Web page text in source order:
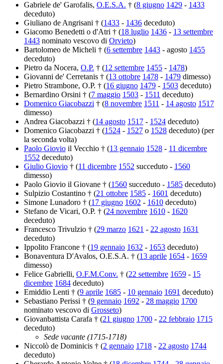
Gabriele de' Garofalis, O.E.S.A. † (8 giugno 1429 - 1433
deceduto)
Giuliano de Angrisani † (1433 - 1436 deceduto)
Giacomo Benedetti o d'Atri † (18 luglio 1436 - 13 settembre
1443 nominato vescovo di Orvieto)
Bartolomeo de Micheli † (6 settembre 1443 - agosto 1455
deceduto)
Pietro da Nocera, O.P. † (12 settembre 1455 - 1478)
Giovanni de' Cerretanis † (13 ottobre 1478 - 1479 dimesso)
Pietro Strambone, O.P. † (16 giugno 1479 - 1503 deceduto)
Bernardino Orsini † (7 maggio 1503 - 1511 deceduto)
Domenico Giacobazzi † (8 novembre 1511 - 14 agosto 1517
dimesso)
Andrea Giacobazzi † (14 agosto 1517 - 1524 deceduto)
Domenico Giacobazzi † (1524 - 1527 o 1528 deceduto) (per
la seconda volta)
Paolo Giovio il Vecchio † (13 gennaio 1528 - 11 dicembre
1552 deceduto)
Giulio Giovio † (11 dicembre 1552 succeduto - 1560
dimesso)
Paolo Giovio il Giovane † (1560 succeduto - 1585 deceduto)
Sulpizio Costantino † (21 ottobre 1585 - 1601 deceduto)
Simone Lunadoro † (17 giugno 1602 - 1610 deceduto)
Stefano de Vicari, O.P. † (24 novembre 1610 - 1620
deceduto)
Francesco Trivulzio † (29 marzo 1621 - 22 agosto 1631
deceduto)
Ippolito Francone † (19 gennaio 1632 - 1653 deceduto)
Bonaventura D'Avalos, O.E.S.A. † (13 aprile 1654 - 1659
dimesso)
Felice Gabrielli, O.F.M.Conv. † (22 settembre 1659 - 15
dicembre 1684 deceduto)
Emiddio Lenti † (9 aprile 1685 - 10 gennaio 1691 deceduto)
Sebastiano Perissi † (9 gennaio 1692 - 28 maggio 1700
nominato vescovo di Grosseto)
Giovanbattista Carafa † (21 giugno 1700 - 22 febbraio 1715
deceduto)
Sede vacante (1715-1718)
Niccolò de Dominicis † (2 gennaio 1718 - 22 agosto 1744
deceduto)